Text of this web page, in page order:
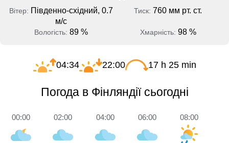
Вітер: Південно-східний, 0.7
м/с
Тиск: 760 мм рт. ст.
Вологість: 89 % Хмарність: 98 %
04:34 22:00 17 h 25 min
Погода в Фінляндії сьогодні
00:00 02:00 04:00 06:00 08:00